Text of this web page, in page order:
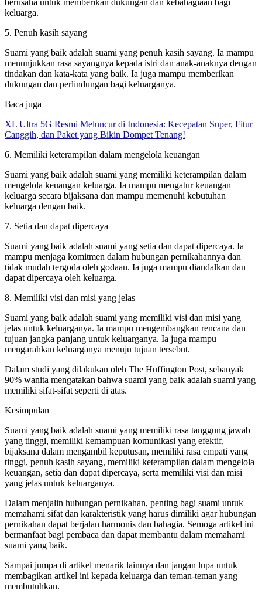
keluarga.
5. Penuh kasih sayang
Suami yang baik adalah suami yang penuh kasih sayang. Ia mampu
menunjukkan rasa sayangnya kepada istri dan anak-anaknya dengan
tindakan dan kata-kata yang baik. Ia juga mampu memberikan
dukungan dan perlindungan bagi keluarganya.
Baca juga
XL Ultra 5G Resmi Meluncur di Indonesia: Kecepatan Super, Fitur
Canggih, dan Paket yang Bikin Dompet Tenang!
6. Memiliki keterampilan dalam mengelola keuangan
Suami yang baik adalah suami yang memiliki keterampilan dalam
mengelola keuangan keluarga. Ia mampu mengatur keuangan
keluarga secara bijaksana dan mampu memenuhi kebutuhan
keluarga dengan baik.
7. Setia dan dapat dipercaya
Suami yang baik adalah suami yang setia dan dapat dipercaya. Ia
mampu menjaga komitmen dalam hubungan pernikahannya dan
tidak mudah tergoda oleh godaan. Ia juga mampu diandalkan dan
dapat dipercaya oleh keluarga.
8. Memiliki visi dan misi yang jelas
Suami yang baik adalah suami yang memiliki visi dan misi yang
jelas untuk keluarganya. Ia mampu mengembangkan rencana dan
tujuan jangka panjang untuk keluarganya. Ia juga mampu
mengarahkan keluarganya menuju tujuan tersebut.
Dalam studi yang dilakukan oleh The Huffington Post, sebanyak
90% wanita mengatakan bahwa suami yang baik adalah suami yang
memiliki sifat-sifat seperti di atas.
Kesimpulan
Suami yang baik adalah suami yang memiliki rasa tanggung jawab
yang tinggi, memiliki kemampuan komunikasi yang efektif,
bijaksana dalam mengambil keputusan, memiliki rasa empati yang
tinggi, penuh kasih sayang, memiliki keterampilan dalam mengelola
keuangan, setia dan dapat dipercaya, serta memiliki visi dan misi
yang jelas untuk keluarganya.
Dalam menjalin hubungan pernikahan, penting bagi suami untuk
memahami sifat dan karakteristik yang harus dimiliki agar hubungan
pernikahan dapat berjalan harmonis dan bahagia. Semoga artikel ini
bermanfaat bagi pembaca dan dapat membantu dalam memahami
suami yang baik.
Sampai jumpa di artikel menarik lainnya dan jangan lupa untuk
membagikan artikel ini kepada keluarga dan teman-teman yang
membutuhkan.